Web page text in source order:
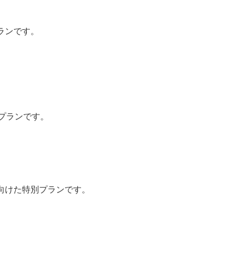
です。
ンです。
た特別プランです。